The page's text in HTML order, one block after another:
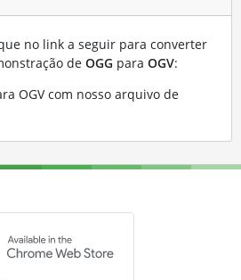
no link a seguir para converter
de OGG para OGV:
OGV com nosso arquivo de